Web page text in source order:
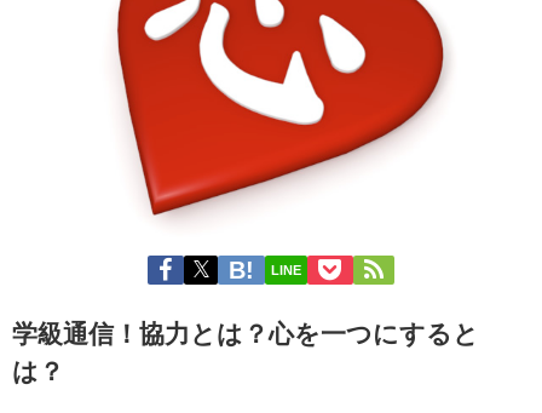
LINE
学級通信！協力とは？心を一つにすると
は？